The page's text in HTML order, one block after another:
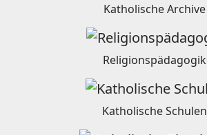
Katholische Archive
Religionspädagogik
Katholische Schulen